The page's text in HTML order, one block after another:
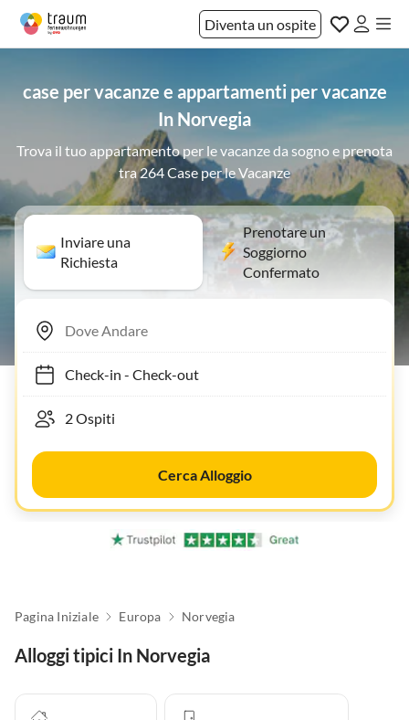
Diventa un ospite
case per vacanze e appartamenti per vacanze
In Norvegia
Trova il tuo appartamento per le vacanze da sogno e prenota
tra 264 Case per le Vacanze
Inviare una
Richiesta
Prenotare un
Soggiorno
Confermato
Check-in- Check-out
Cerca Alloggio
Pagina Iniziale Europa Norvegia
Alloggi tipici In Norvegia